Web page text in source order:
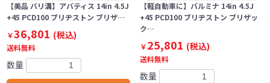
【美品 バリ溝】アバティス 14in 4.5J
+45 PCD100 ブリヂストン ブリザ…
￥36,801 (税込)
送料無料
数量
【軽自動車に】バルミナ 14in 4.5J
+45 PCD100 ブリヂストン ブリザッ
ク…
￥25,801 (税込)
送料無料
数量